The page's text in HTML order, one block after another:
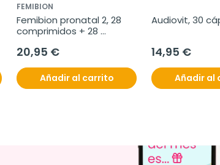
FEMIBION
Femibion pronatal 2, 28
comprimidos + 28
20,95 €
Añadir al carrito
Audiovit, 30
14,95 €
Añadir al